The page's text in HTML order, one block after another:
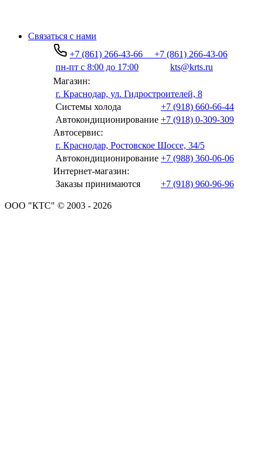
Связаться с нами
+7 (861) 266-43-66
+7 (861) 266-43-06
пн-пт с 8:00 до 17:00
kts@krts.ru
Магазин:
г. Краснодар, ул. Гидростроителей, 8
Системы холода
+7 (918) 660-66-44
Автокондиционирование +7 (918) 0-309-309
Автосервис:
г. Краснодар, Ростовское Шоссе, 34/5
Автокондиционирование +7 (988) 360-06-06
Интернет-магазин:
Заказы принимаются
+7 (918) 960-96-96
ООО "КТС" © 2003 - 2026